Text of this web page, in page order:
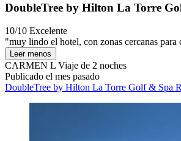
DoubleTree by Hilton La Torre
10/10 Excelente
"muy lindo el hotel, con zonas cercanas para
Leer menos
CARMEN L Viaje de 2 noches
Publicado el mes pasado
DoubleTree by Hilton La Torre Golf & Spa